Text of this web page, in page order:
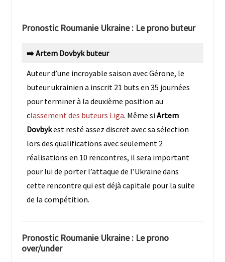
Pronostic Roumanie Ukraine : Le prono buteur
➡️ Artem Dovbyk buteur
Auteur d’une incroyable saison avec Gérone, le
buteur ukrainien a inscrit 21 buts en 35 journées
pour terminer à la deuxième position au
classement des buteurs Liga. Même siArtem
Dovbykest resté assez discret avec sa sélection
lors des qualifications avec seulement 2
réalisations en 10 rencontres, il sera important
pour lui de porter l’attaque de l’Ukraine dans
cette rencontre qui est déjà capitale pour la suite
de la compétition.
Pronostic Roumanie Ukraine : Le prono
over/under